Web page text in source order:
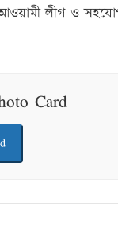
আওয়ামী লীগ ও
Card